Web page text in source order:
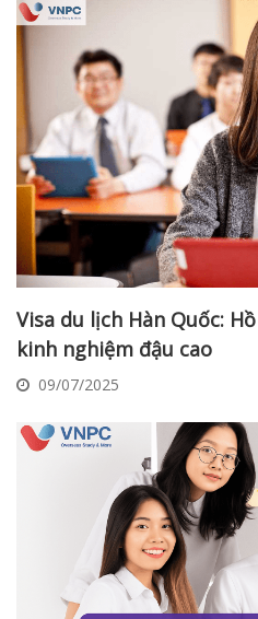
Visa du lịch Hàn Quốc:
kinh nghiệm đậu cao
09/07/2025